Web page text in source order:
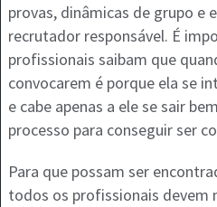
provas, dinâmicas de grupo e
recrutador responsável. É
profissionais saibam que
convocarem é porque ela se
e cabe apenas a ele se sair
processo para conseguir ser
Para que possam ser
todos os profissionais devem